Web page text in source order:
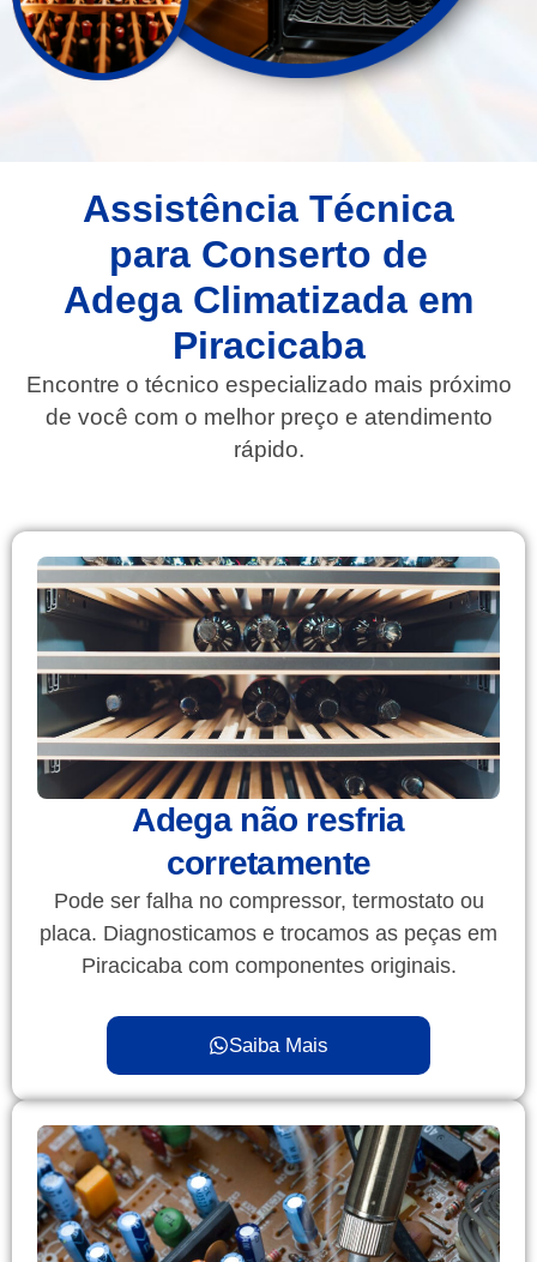
Assistência Técnica
para Conserto de
Adega Climatizada em
Piracicaba
Encontre o técnico especializado mais próximo
de você com o melhor preço e atendimento
rápido.
Adega não resfria
corretamente
Pode ser falha no compressor, termostato ou
placa. Diagnosticamos e trocamos as peças em
Piracicaba com componentes originais.
Saiba Mais